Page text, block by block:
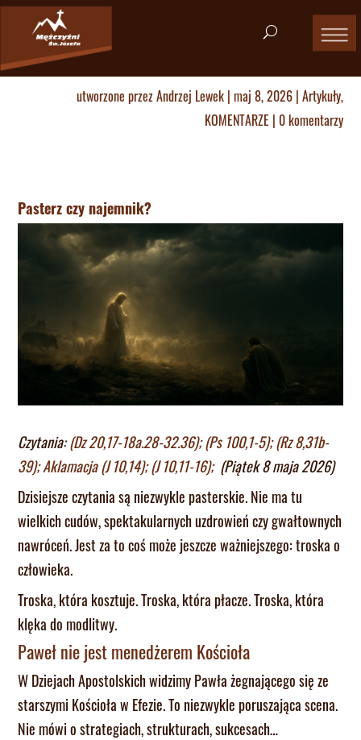
utworzone przezAndrzej Lewek| maj 8, 2026| Artykuły,
KOMENTARZE | 0 komentarzy
Pasterz czy najemnik?
Czytania:(Dz 20,17-18a.28-32.36); (Ps 100,1-5); (Rz 8,31b-
39); Aklamacja (J 10,14); (J 10,11-16);(Piątek 8 maja 2026)
Dzisiejsze czytania są niezwykle pasterskie. Nie ma tu
wielkich cudów, spektakularnych uzdrowień czy gwałtownych
nawróceń. Jest za to coś może jeszcze ważniejszego: troska o
człowieka.
Troska, która kosztuje. Troska, która płacze. Troska, która
klęka do modlitwy.
Paweł nie jest menedżerem Kościoła
W Dziejach Apostolskich widzimy Pawła żegnającego się ze
starszymi Kościoła w Efezie. To niezwykle poruszająca scena.
Nie mówi o strategiach, strukturach, sukcesach…